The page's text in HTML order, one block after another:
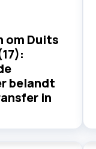
om Duits
belandt
in